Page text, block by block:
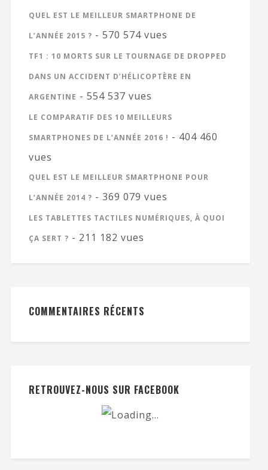
QUEL EST LE MEILLEUR SMARTPHONE DE
L’ANNÉE 2015 ? - 570 574 vues
TF1 : 10 MORTS SUR LE TOURNAGE DE DROPPED
DANS UN ACCIDENT D’HÉLICOPTÈRE EN
ARGENTINE - 554 537 vues
LE COMPARATIF DES 10 MEILLEURS
SMARTPHONES DE L’ANNÉE 2016 ! - 404 460
vues
QUEL EST LE MEILLEUR SMARTPHONE POUR
L’ANNÉE 2014 ? - 369 079 vues
LES TABLETTES TACTILES NUMÉRIQUES, À QUOI
ÇA SERT ? - 211 182 vues
COMMENTAIRES RÉCENTS
RETROUVEZ-NOUS SUR FACEBOOK